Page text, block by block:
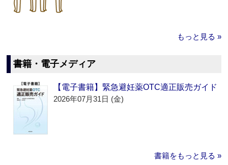
もっと見る »
書籍・電子メディア
【電子書籍】緊急避妊薬OTC適正販売ガイド
2026年07月31日 (金)
書籍をもっと見る »